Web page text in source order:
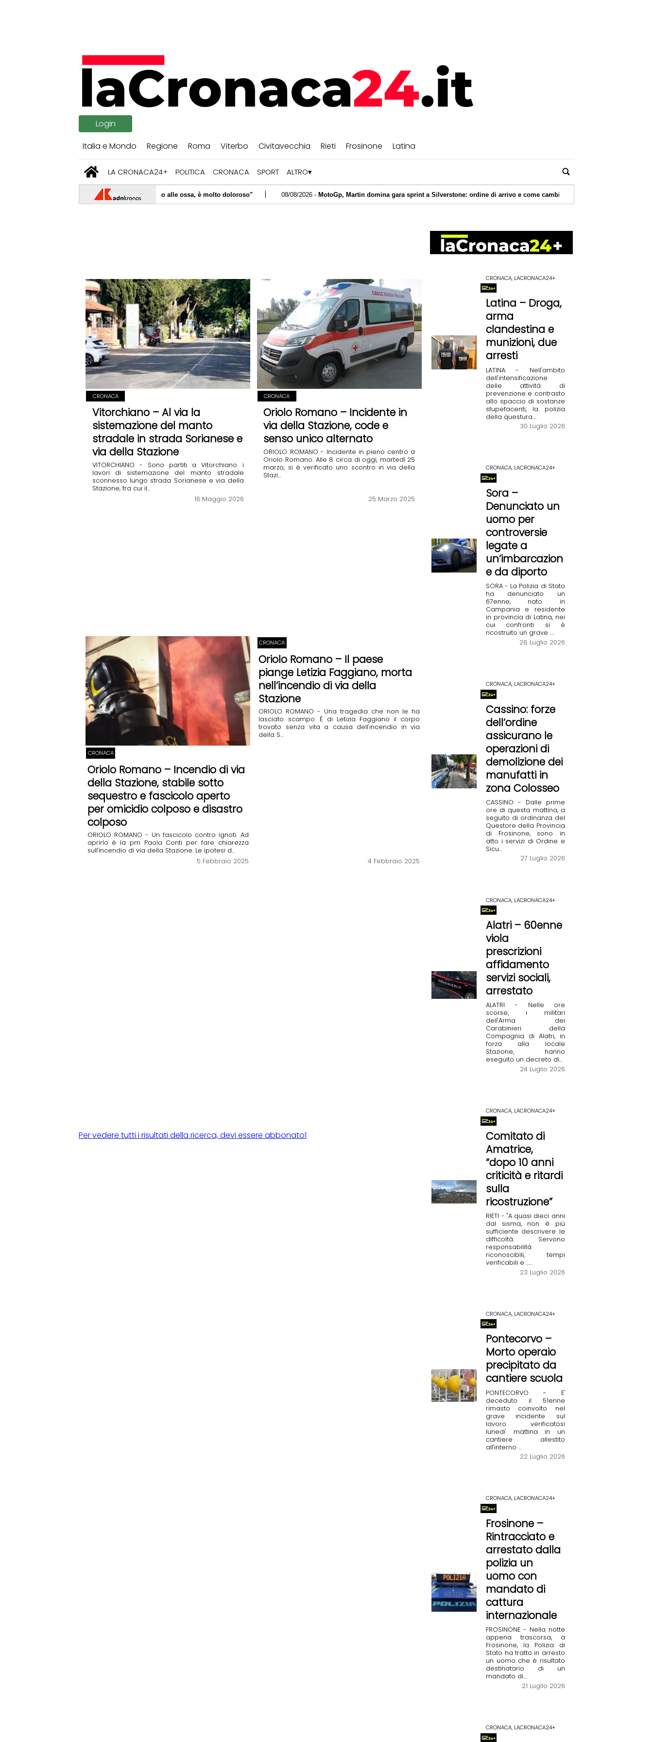
Login
Italia e Mondo
Regione Roma Viterbo Civitavecchia Rieti Frosinone Latina
LA CRONACA24+ POLITICA CRONACA SPORT ALTRO
"Il cancro di mio padre si è diffuso alle ossa, è molto doloroso"| 08/08/2026 - MotoGp, Martin domina gara sprint a Silverstone: ordine di arrivo e come cambia classifica piloti
CRONACA
Vitorchiano – Al via la
sistemazione del manto
stradale in strada Sorianese e
via della Stazione
VITORCHIANO - Sono partiti a Vitorchiano i
lavori di sistemazione del manto stradale
sconnesso lungo strada Sorianese e via della
Stazione, tra cui il...
16 Maggio 2026
CRONACA
Oriolo Romano – Incidente in
via della Stazione, code e
senso unico alternato
ORIOLO ROMANO - Incidente in pieno centro a
Oriolo Romano. Alle 8 circa di oggi, martedì 25
marzo, si è verificato uno scontro in via della
Stazi...
25 Marzo 2025
CRONACA
Oriolo Romano – Incendio di via
della Stazione, stabile sotto
sequestro e fascicolo aperto
per omicidio colposo e disastro
colposo
ORIOLO ROMANO - Un fascicolo contro ignoti. Ad
aprirlo è la pm Paola Conti per fare chiarezza
sull'incendio di via della Stazione. Le ipotesi d...
5 Febbraio 2025
CRONACA
Oriolo Romano – Il paese
piange Letizia Faggiano, morta
nell’incendio di via della
Stazione
ORIOLO ROMANO - Una tragedia che non le ha
lasciato scampo. È di Letizia Faggiano il corpo
trovato senza vita a causa dell'incendio in via
della S...
4 Febbraio 2025
Per vedere tutti i risultati della ricerca, devi essere abbonato1
CRONACA, LACRONACA24+
Latina – Droga,
arma
clandestina e
munizioni, due
arresti
LATINA - Nell'ambito
dell'intensificazione
delle attività di
prevenzione e contrasto
allo spaccio di sostanze
stupefacenti, la polizia
della questura....
30 Luglio 2026
CRONACA, LACRONACA24+
Sora –
Denunciato un
uomo per
controversie
legate a
un’imbarcazion
e da diporto
SORA - La Polizia di Stato
ha denunciato un
67enne, nato in
Campania e residente
in provincia di Latina, nei
cui confronti si è
ricostruito un grave ....
28 Luglio 2026
CRONACA, LACRONACA24+
Cassino: forze
dell’ordine
assicurano le
operazioni di
demolizione dei
manufatti in
zona Colosseo
CASSINO - Dalle prime
ore di questa mattina, a
seguito di ordinanza del
Questore della Provincia
di Frosinone, sono in
atto i servizi di Ordine e
Sicu...
27 Luglio 2026
CRONACA, LACRONACA24+
Alatri – 60enne
viola
prescrizioni
affidamento
servizi sociali,
arrestato
ALATRI - Nelle ore
scorse, i militari
dell'Arma dei
Carabinieri della
Compagnia di Alatri, in
forza alla locale
Stazione, hanno
eseguito un decreto di...
24 Luglio 2026
CRONACA, LACRONACA24+
Comitato di
Amatrice,
“dopo 10 anni
criticità e ritardi
sulla
ricostruzione”
RIETI - "A quasi dieci anni
dal sisma, non è più
sufficiente descrivere le
difficoltà. Servono
responsabilità
riconoscibili, tempi
verificabili e ......
23 Luglio 2026
CRONACA, LACRONACA24+
Pontecorvo –
Morto operaio
precipitato da
cantiere scuola
PONTECORVO - E'
deceduto il 51enne
rimasto coinvolto nel
grave incidente sul
lavoro verificatosi
lunedi' mattina in un
cantiere allestito
all'interno ...
22 Luglio 2026
CRONACA, LACRONACA24+
Frosinone –
Rintracciato e
arrestato dalla
polizia un
uomo con
mandato di
cattura
internazionale
FROSINONE - Nella notte
appena trascorsa, a
Frosinone, la Polizia di
Stato ha tratto in arresto
un uomo che è risultato
destinatario di un
mandato di....
21 Luglio 2026
CRONACA, LACRONACA24+